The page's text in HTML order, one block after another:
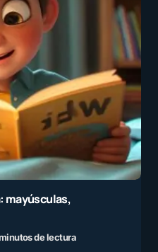
mayúsculas,
de lectura